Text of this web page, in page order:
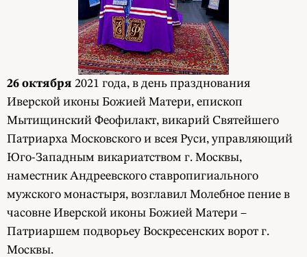
26 октября 2021 года, в день празднования
Иверской иконы Божией Матери, епископ
Мытищинский Феофилакт, викарий Святейшего
Патриарха Московского и всея Руси, управляющий
Юго-Западным викариатством г. Москвы,
наместник Андреевского ставропигиального
мужского монастыря, возглавил Молебное пение в
часовне Иверской иконы Божией Матери –
Патриаршем подворьеу Воскресенских ворот г.
Москвы.